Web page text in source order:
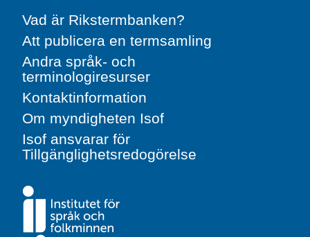
Vad är Rikstermbanken?
Att publicera en termsamling
Andra språk- och
terminologiresurser
Kontaktinformation
Om myndigheten Isof
Isof ansvarar för
Tillgänglighetsredogörelse